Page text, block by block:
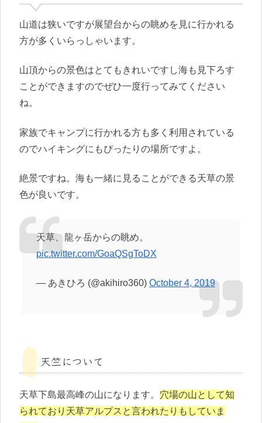
山道は狭いですが展望台からの眺めを見に行かれる
方が多くいらっしゃいます。
山頂からの景色はとてもきれいですし海も見下ろす
ことができますのでぜひ一度行ってみてください
ね。
家族でキャンプに行かれる方も多く利用されている
のでハイキングにもぴったりの場所ですよ。
絶景ですね。海も一緒に見ることができる天草の景
色が良いです。
天草、龍ヶ岳からの眺め。
pic.twitter.com/GoaQSgToDX
— あきひろ (@akihiro360) October 4, 2019
天竺について
天草下島最高峰の山になります。 穴場の山として知
られており天草アルプスと言われたりもしていま